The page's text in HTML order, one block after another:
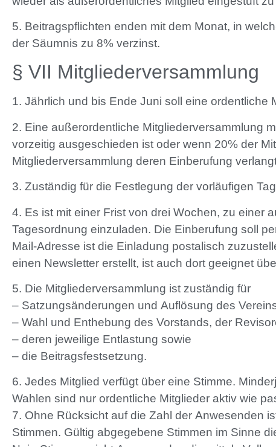
5. Beitragspflichten enden mit dem Monat, in
der Säumnis zu 8% verzinst.
§ VII Mitgliederversammlung
1. Jährlich und bis Ende Juni soll eine ordentliche
2. Eine außerordentliche Mitgliederversammlung
vorzeitig ausgeschieden ist oder wenn 20% der
Mitgliederversammlung deren Einberufung
3. Zuständig für die Festlegung der vorläufigen
4. Es ist mit einer Frist von drei Wochen, zu einer
Tagesordnung einzuladen. Die Einberufung soll
Mail-Adresse ist die Einladung postalisch
einen Newsletter erstellt, ist auch dort geeignet
5. Die Mitgliederversammlung ist zuständig für
– Satzungsänderungen und Auflösung des
– Wahl und Enthebung des Vorstands, der
– deren jeweilige Entlastung sowie
– die Beitragsfestsetzung.
6. Jedes Mitglied verfügt über eine Stimme.
Wahlen sind nur ordentliche Mitglieder aktiv wie
7. Ohne Rücksicht auf die Zahl der Anwesenden
Stimmen. Gültig abgegebene Stimmen im Sinne